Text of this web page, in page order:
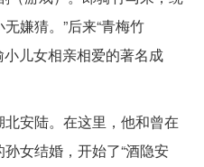
嫌猜。”后来“青梅竹
小儿女相亲相爱的著名成
安陆。在这里，他和曾在
女结婚，开始了“酒隐安